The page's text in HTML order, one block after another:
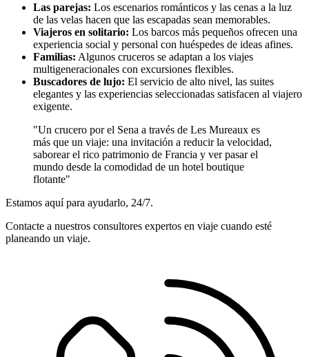
Las parejas: Los escenarios románticos y las cenas a la luz
de las velas hacen que las escapadas sean memorables.
Viajeros en solitario: Los barcos más pequeños ofrecen una
experiencia social y personal con huéspedes de ideas afines.
Familias: Algunos cruceros se adaptan a los viajes
multigeneracionales con excursiones flexibles.
Buscadores de lujo: El servicio de alto nivel, las suites
elegantes y las experiencias seleccionadas satisfacen al viajero
exigente.
"Un crucero por el Sena a través de Les Mureaux es
más que un viaje: una invitación a reducir la velocidad,
saborear el rico patrimonio de Francia y ver pasar el
mundo desde la comodidad de un hotel boutique
flotante"
Estamos aquí para ayudarlo, 24/7.
Contacte a nuestros consultores expertos en viaje cuando esté
planeando un viaje.